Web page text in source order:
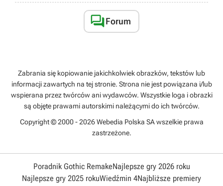
Forum
Zabrania się kopiowanie jakichkolwiek obrazków, tekstów lub
informacji zawartych na tej stronie. Strona nie jest powiązana i/lub
wspierana przez twórców ani wydawców. Wszystkie loga i obrazki
są objęte prawami autorskimi należącymi do ich twórców.
Copyright © 2000 - 2026 Webedia Polska SA wszelkie prawa
zastrzeżone.
Poradnik Gothic RemakeNajlepsze gry 2026 roku
Najlepsze gry 2025 rokuWiedźmin 4Najbliższe premiery